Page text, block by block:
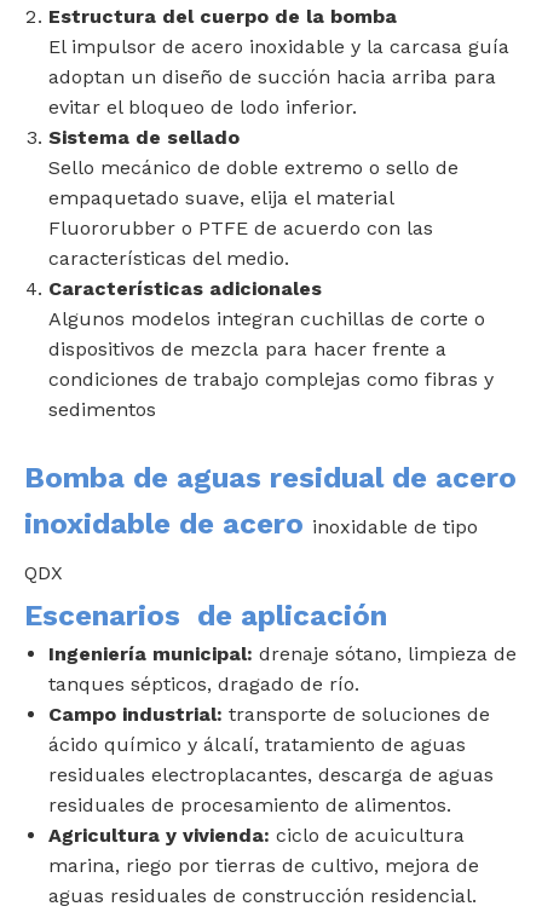
Estructura del cuerpo de la bomba
El impulsor de acero inoxidable y la carcasa guía
adoptan un diseño de succión hacia arriba para
evitar el bloqueo de lodo inferior.
Sistema de sellado
Sello mecánico de doble extremo o sello de
empaquetado suave, elija el material
Fluororubber o PTFE de acuerdo con las
características del medio.
Características adicionales
Algunos modelos integran cuchillas de corte o
dispositivos de mezcla para hacer frente a
condiciones de trabajo complejas como fibras y
sedimentos
Bomba de aguas residual de acero
inoxidable de acero inoxidable de tipo
QDX
Escenarios de aplicación
Ingeniería municipal: drenaje sótano, limpieza de
tanques sépticos, dragado de río.
Campo industrial: transporte de soluciones de
ácido químico y álcalí, tratamiento de aguas
residuales electroplacantes, descarga de aguas
residuales de procesamiento de alimentos.
Agricultura y vivienda: ciclo de acuicultura
marina, riego por tierras de cultivo, mejora de
aguas residuales de construcción residencial.